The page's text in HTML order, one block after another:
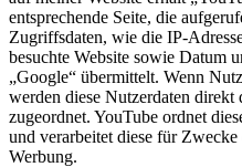
entsprechende Seite, die
Zugriffsdaten, wie die IP-
besuchte Website sowie Datum
„Google“ übermittelt. Wenn
werden diese Nutzerdaten
zugeordnet. YouTube ordnet
und verarbeitet diese für
Werbung.